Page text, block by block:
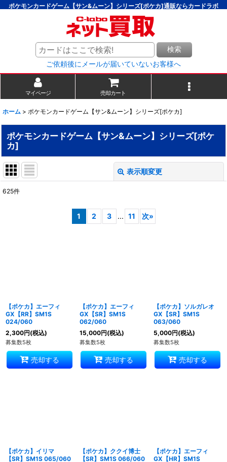
ポケモンカードゲーム【サン&ムーン】シリーズ[ポケカ]通販ならカードラボ
検索
ご依頼後にメールが届いていないお客様へ
マイページ 売却カート
ホーム > ポケモンカードゲーム【サン&ムーン】シリーズ[ポケカ]
ポケモンカードゲーム【サン&ムーン】シリーズ[ポケ
カ]
表示順変更
サブカテゴリ
625件
1 2 3 ... 11 次»
【ポケカ】エーフィ
GX【RR】SM1S
024/060
2,300円(税込)
募集数5枚
売却する
【ポケカ】エーフィ
GX【SR】SM1S
062/060
15,000円(税込)
募集数5枚
売却する
【ポケカ】ソルガレオ
GX【SR】SM1S
063/060
5,000円(税込)
募集数5枚
売却する
【ポケカ】イリマ
【SR】SM1S 065/060
【ポケカ】ククイ博士
【SR】SM1S 066/060
【ポケカ】エーフィ
GX【HR】SM1S